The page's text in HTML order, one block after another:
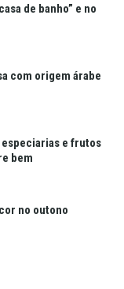
de banho” e no
com origem árabe
especiarias e frutos
bem
no outono